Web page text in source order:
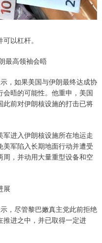
以杠杆。
最高领袖会晤
如果美国与伊朗最终达成协
晤的可能性。他重申，美国
前对伊朗核设施的打击已将
进入伊朗核设施所在地运走
军陷入长期地面行动并遭受
，并动用大量重型设备和空
展
尽管黎巴嫩真主党此前拒绝
推进之中，并已取得一定进